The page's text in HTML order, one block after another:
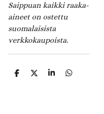
Saippuan kaikki raaka-
aineet on ostettu
suomalaisista
verkkokaupoista.
J
J
J
J